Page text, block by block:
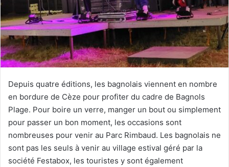
Depuis quatre éditions, les bagnolais viennent en nombre
en bordure de Cèze pour profiter du cadre de Bagnols
Plage. Pour boire un verre, manger un bout ou simplement
pour passer un bon moment, les occasions sont
nombreuses pour venir au Parc Rimbaud. Les bagnolais ne
sont pas les seuls à venir au village estival géré par la
société Festabox, les touristes y sont également